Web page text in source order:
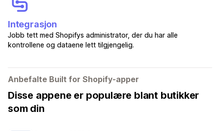
Integrasjon
Jobb tett med Shopifys administrator, der du har alle
kontrollene og dataene lett tilgjengelig.
Anbefalte Built for Shopify-apper
Disse appene er populære blant butikker
som din